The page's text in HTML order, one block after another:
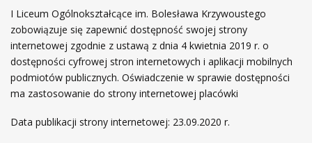
I Liceum Ogólnokształcące im. Bolesława Krzywoustego
zobowiązuje się zapewnić dostępność swojej strony
internetowej zgodnie z ustawą z dnia 4 kwietnia 2019 r. o
dostępności cyfrowej stron internetowych i aplikacji mobilnych
podmiotów publicznych. Oświadczenie w sprawie dostępności
ma zastosowanie do strony internetowej placówki
Data publikacji strony internetowej: 23.09.2020 r.